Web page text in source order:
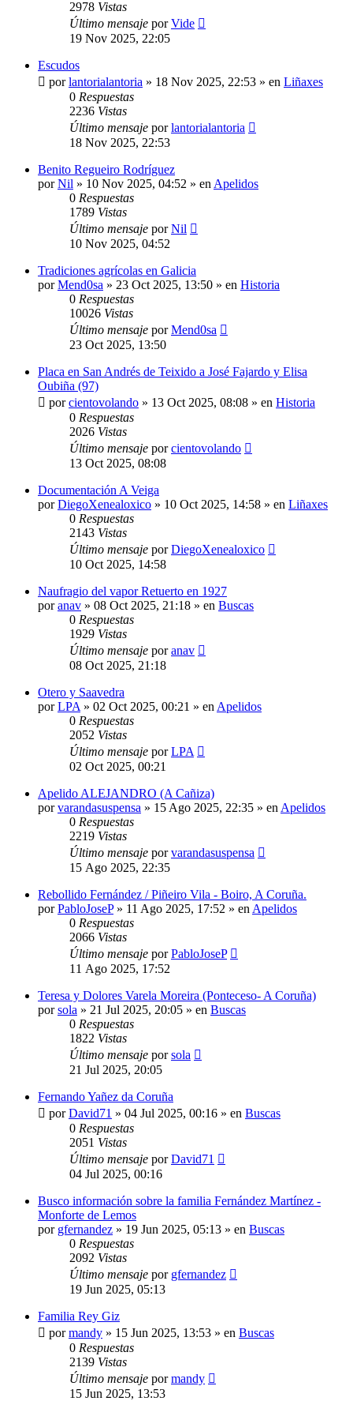
2978 Vistas
Último mensaje porVide
19 Nov 2025, 22:05
Escudos
porlantorialantoria » 18 Nov 2025, 22:53 » en Liñaxes
0 Respuestas
2236 Vistas
Último mensaje porlantorialantoria
18 Nov 2025, 22:53
Benito Regueiro Rodríguez
porNil » 10 Nov 2025, 04:52 » en Apelidos
0 Respuestas
1789 Vistas
Último mensaje porNil
10 Nov 2025, 04:52
Tradiciones agrícolas en Galicia
porMend0sa » 23 Oct 2025, 13:50 » en Historia
0 Respuestas
10026 Vistas
Último mensaje porMend0sa
23 Oct 2025, 13:50
Placa en San Andrés de Teixido a José Fajardo y Elisa
Oubiña (97)
porcientovolando » 13 Oct 2025, 08:08 » en Historia
0 Respuestas
2026 Vistas
Último mensaje porcientovolando
13 Oct 2025, 08:08
Documentación A Veiga
porDiegoXenealoxico » 10 Oct 2025, 14:58 » en Liñaxes
0 Respuestas
2143 Vistas
Último mensaje porDiegoXenealoxico
10 Oct 2025, 14:58
Naufragio del vapor Retuerto en 1927
poranav » 08 Oct 2025, 21:18 » en Buscas
0 Respuestas
1929 Vistas
Último mensaje poranav
08 Oct 2025, 21:18
Otero y Saavedra
porLPA » 02 Oct 2025, 00:21 » en Apelidos
0 Respuestas
2052 Vistas
Último mensaje porLPA
02 Oct 2025, 00:21
Apelido ALEJANDRO (A Cañiza)
porvarandasuspensa » 15 Ago 2025, 22:35 » en Apelidos
0 Respuestas
2219 Vistas
Último mensaje porvarandasuspensa
15 Ago 2025, 22:35
Rebollido Fernández / Piñeiro Vila - Boiro, A Coruña.
porPabloJoseP» 11 Ago 2025, 17:52 » en Apelidos
0 Respuestas
2066 Vistas
Último mensaje porPabloJoseP
11 Ago 2025, 17:52
Teresa y Dolores Varela Moreira (Ponteceso- A Coruña)
porsola » 21 Jul 2025, 20:05 » en Buscas
0 Respuestas
1822 Vistas
Último mensaje porsola
21 Jul 2025, 20:05
Fernando Yañez da Coruña
porDavid71 » 04 Jul 2025, 00:16 » en Buscas
0 Respuestas
2051 Vistas
Último mensaje porDavid71
04 Jul 2025, 00:16
Busco información sobre la familia Fernández Martínez -
Monforte de Lemos
por gfernandez » 19 Jun 2025, 05:13 » en Buscas
0 Respuestas
2092 Vistas
Último mensaje por gfernandez
19 Jun 2025, 05:13
Familia Rey Giz
pormandy » 15 Jun 2025, 13:53 » en Buscas
0 Respuestas
2139 Vistas
Último mensaje pormandy
15 Jun 2025, 13:53